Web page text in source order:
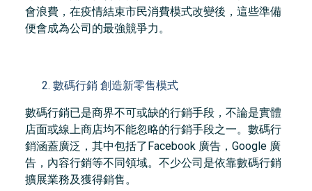
會浪費，在疫情結束市民消費模式改變後，這些準備
便會成為公司的最強競爭力。
數碼行銷 創造新零售模式
數碼行銷已是商界不可或缺的行銷手段，不論是實體
店面或線上商店均不能忽略的行銷手段之一。數碼行
銷涵蓋廣泛，其中包括了Facebook 廣告，Google 廣
告，內容行銷等不同領域。不少公司是依靠數碼行銷
擴展業務及獲得銷售。